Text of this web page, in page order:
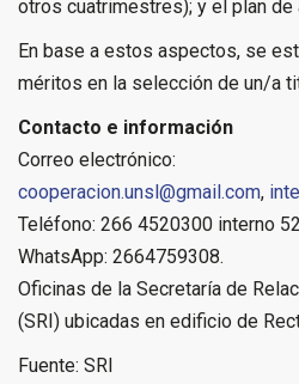
otros cuatrimestres); y el plan de
En base a estos aspectos, se
méritos en la selección de un/a
Contacto e información
Correo electrónico:
cooperacion.unsl@gmail.com,
Teléfono: 266 4520300 interno
WhatsApp: 2664759308.
Oficinas de la Secretaría de
(SRI) ubicadas en edificio de
Fuente: SRI